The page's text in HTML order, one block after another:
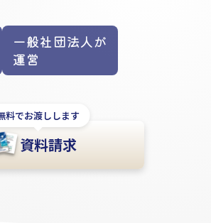
一般社団法人が
運営
料でお渡しします
資料請求